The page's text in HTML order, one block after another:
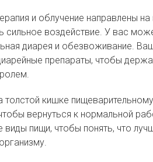
и облучение направлены
сильное воздействие. У вас
диарея и обезвоживание.
препараты, чтобы
толстой кишке
вернуться к нормальной
виды пищи, чтобы понять, что